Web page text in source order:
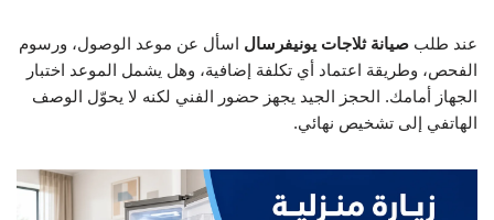
عند طلب صيانة ثلاجات يونيفرسال اسأل عن موعد الوصول، ورسوم
الفحص، وطريقة اعتماد أي تكلفة إضافية، وهل يشمل الموعد اختبار
الجهاز أمامك. الحجز الجيد يجهز حضور الفني لكنه لا يحوّل الوصف
الهاتفي إلى تشخيص نهائي.